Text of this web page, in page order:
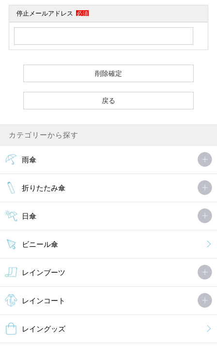
停止メールアドレス 必須
カテゴリーから探す
雨傘
折りたたみ傘
日傘
ビニール傘
レインブーツ
レインコート
レイングッズ